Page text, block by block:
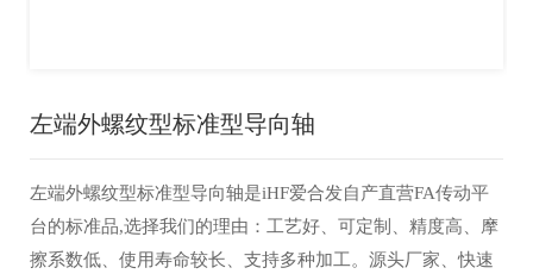
左端外螺纹型标准型导向轴
左端外螺纹型标准型导向轴是iHF爱合发自产直营FA传动平
台的标准品,选择我们的理由：工艺好、可定制、精度高、摩
擦系数低、使用寿命较长、支持多种加工。源头厂家、快速